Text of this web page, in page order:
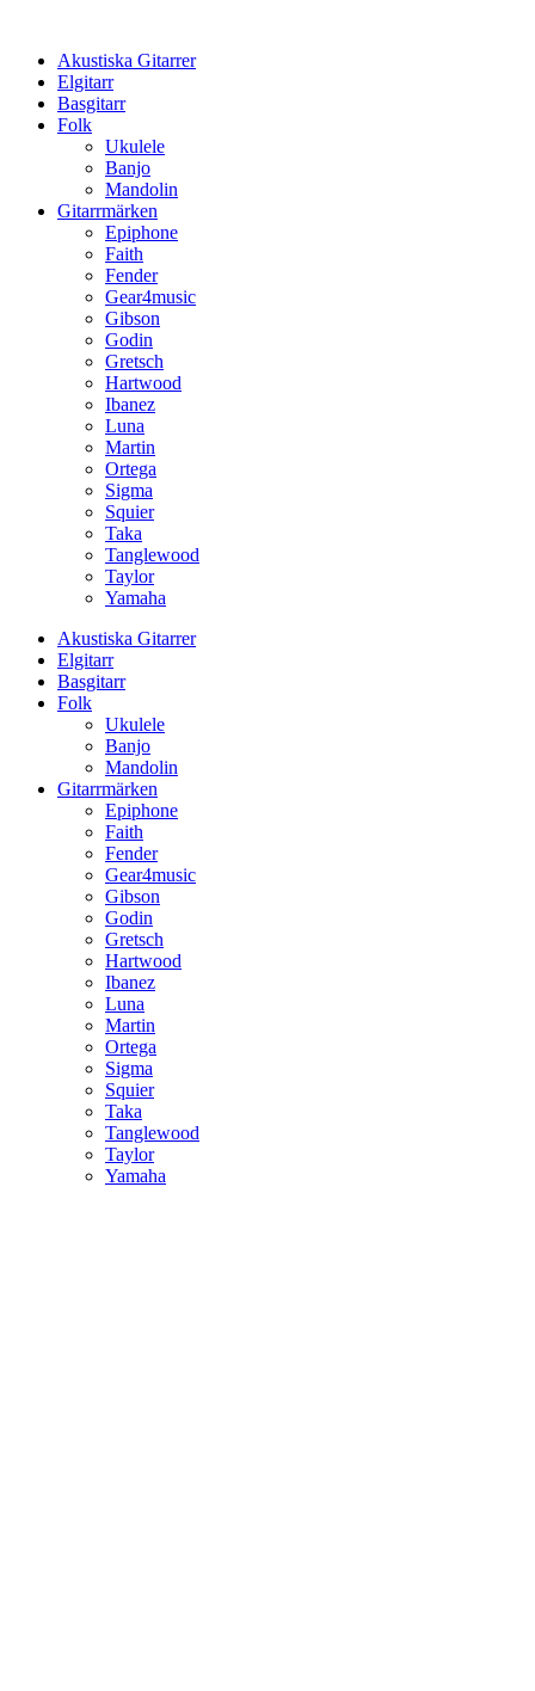
innehållAkustiska Gitarrer
Elgitarr
Basgitarr
Folk
Ukulele
Banjo
Mandolin
Gitarrmärken
Epiphone
Faith
Fender
Gear4music
Gibson
Godin
Gretsch
Hartwood
Ibanez
Luna
Martin
Ortega
Sigma
Squier
Taka
Tanglewood
Taylor
Yamaha
Akustiska Gitarrer
Elgitarr
Basgitarr
Folk
Ukulele
Banjo
Mandolin
Gitarrmärken
Epiphone
Faith
Fender
Gear4music
Gibson
Godin
Gretsch
Hartwood
Ibanez
Luna
Martin
Ortega
Sigma
Squier
Taka
Tanglewood
Taylor
Yamaha